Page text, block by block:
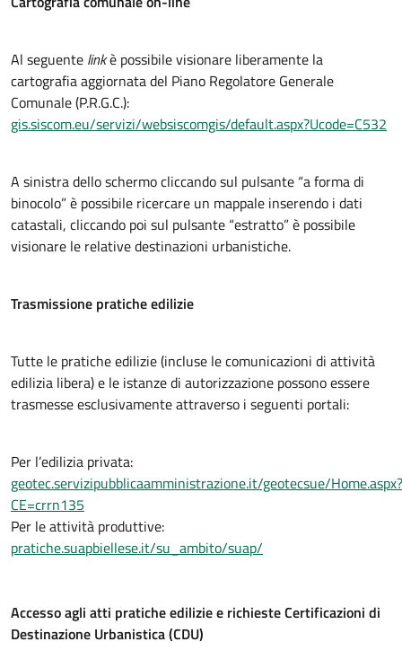
Al seguente linkè possibile visionare liberamente la
cartografia aggiornata del Piano Regolatore Generale
Comunale (P.R.G.C.):
gis.siscom.eu/servizi/websiscomgis/default.aspx?Ucode=C532
A sinistra dello schermo cliccando sul pulsante “a forma di
binocolo” è possibile ricercare un mappale inserendo i dati
catastali, cliccando poi sul pulsante “estratto” è possibile
visionare le relative destinazioni urbanistiche.
Trasmissione pratiche edilizie
Tutte le pratiche edilizie (incluse le comunicazioni di attività
edilizia libera) e le istanze di autorizzazione possono essere
trasmesse esclusivamente attraverso i seguenti portali:
Per l’edilizia privata:
geotec.servizipubblicaamministrazione.it/geotecsue/Home.aspx?
CE=crrn135
Per le attività produttive:
pratiche.suapbiellese.it/su_ambito/suap/
Accesso agli atti pratiche edilizie e richieste Certificazioni di
Destinazione Urbanistica (CDU)